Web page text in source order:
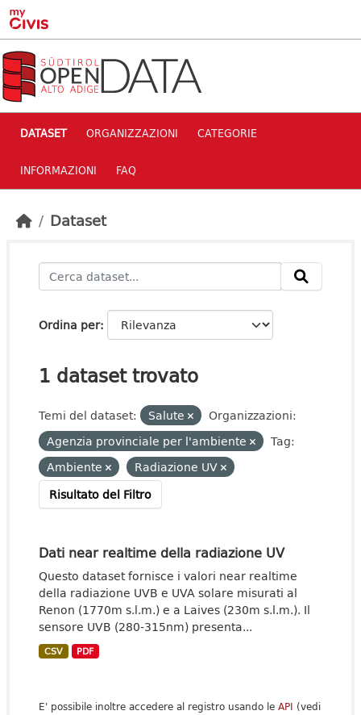
Skip to main content
DATASET ORGANIZZAZIONI CATEGORIE
INFORMAZIONI FAQ
Dataset
Ordina per
1 dataset trovato
Temi del dataset: Salute
Organizzazioni:
Agenzia provinciale per l'ambiente
Tag:
Ambiente
Radiazione UV
Risultato del Filtro
Dati near realtime della radiazione UV
Questo dataset fornisce i valori near realtime
della radiazione UVB e UVA solare misurati al
Renon (1770m s.l.m.) e a Laives (230m s.l.m.). Il
sensore UVB (280-315nm) presenta...
CSV PDF
E' possibile inoltre accedere al registro usando le API (vedi